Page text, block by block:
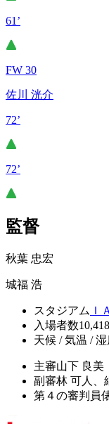
61’
FW 30
佐川 洸介
72’
72’
監督
秋葉 忠宏
城福 浩
スタジアム Ｉ
入場者数
天候 / 気温 /
主審山下 良美
副審林 可人、
第４の審判員